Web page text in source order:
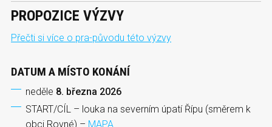
PROPOZICE VÝZVY
Přečti si více o pra-původu této výzvy
DATUM A MÍSTO KONÁNÍ
neděle 8. března 2026
START/CÍL – louka na severním úpatí Řípu (směrem k
obci Rovné) – MAPA